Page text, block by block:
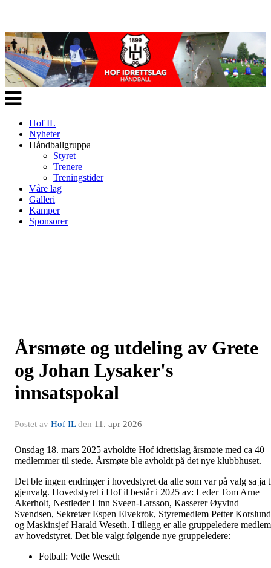
Veksle
navigasjon
Hof IL
Nyheter
Håndballgruppa
Styret
Trenere
Treningstider
Våre lag
Galleri
Kamper
Sponsorer
Årsmøte og utdeling av Grete
og Johan Lysaker's
innsatspokal
Postet av Hof ILden 11. apr 2026
Onsdag 18. mars 2025 avholdte Hof idrettslag årsmøte med ca 40
medlemmer til stede. Årsmøte ble avholdt på det nye klubbhuset.
Det ble ingen endringer i hovedstyret da alle som var på valg sa ja
gjenvalg. Hovedstyret i Hof il består i 2025 av: Leder Tom Arne
Akerholt, Nestleder Linn Sveen-Larsson, Kasserer Øyvind
Svendsen, Sekretær Espen Elvekrok, Styremedlem Petter Korslund
og Maskinsjef Harald Weseth. I tillegg er alle gruppeledere medlem
av hovedstyret. Det ble valgt følgende nye gruppeledere:
Fotball: Vetle Weseth